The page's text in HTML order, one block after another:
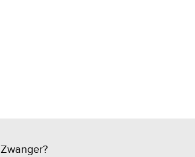
Zwanger?